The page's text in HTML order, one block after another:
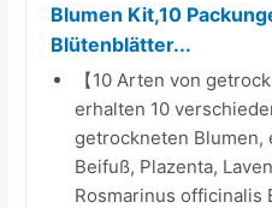
Blumen Kit,10
Blütenblätter...
【10 Arten von
erhalten 10
getrockneten Blumen,
Beifuß, Plazenta,
Rosmarinus officinalis